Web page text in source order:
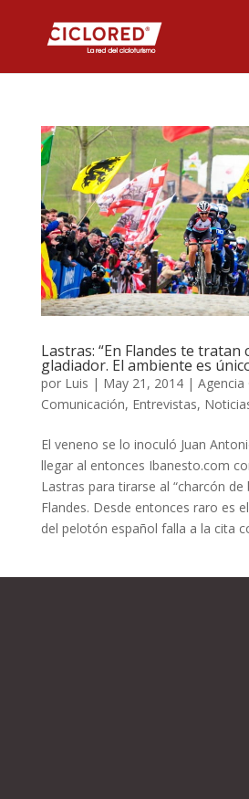
Lastras: “En Flandes te tratan
gladiador. El ambiente es
por Luis | May 21, 2014| Agencia
Comunicación, Entrevistas,
El veneno se lo inoculó Juan
llegar al entonces Ibanesto.com
Lastras para tirarse al “charcón de
Flandes. Desde entonces raro es el
del pelotón español falla a la cita